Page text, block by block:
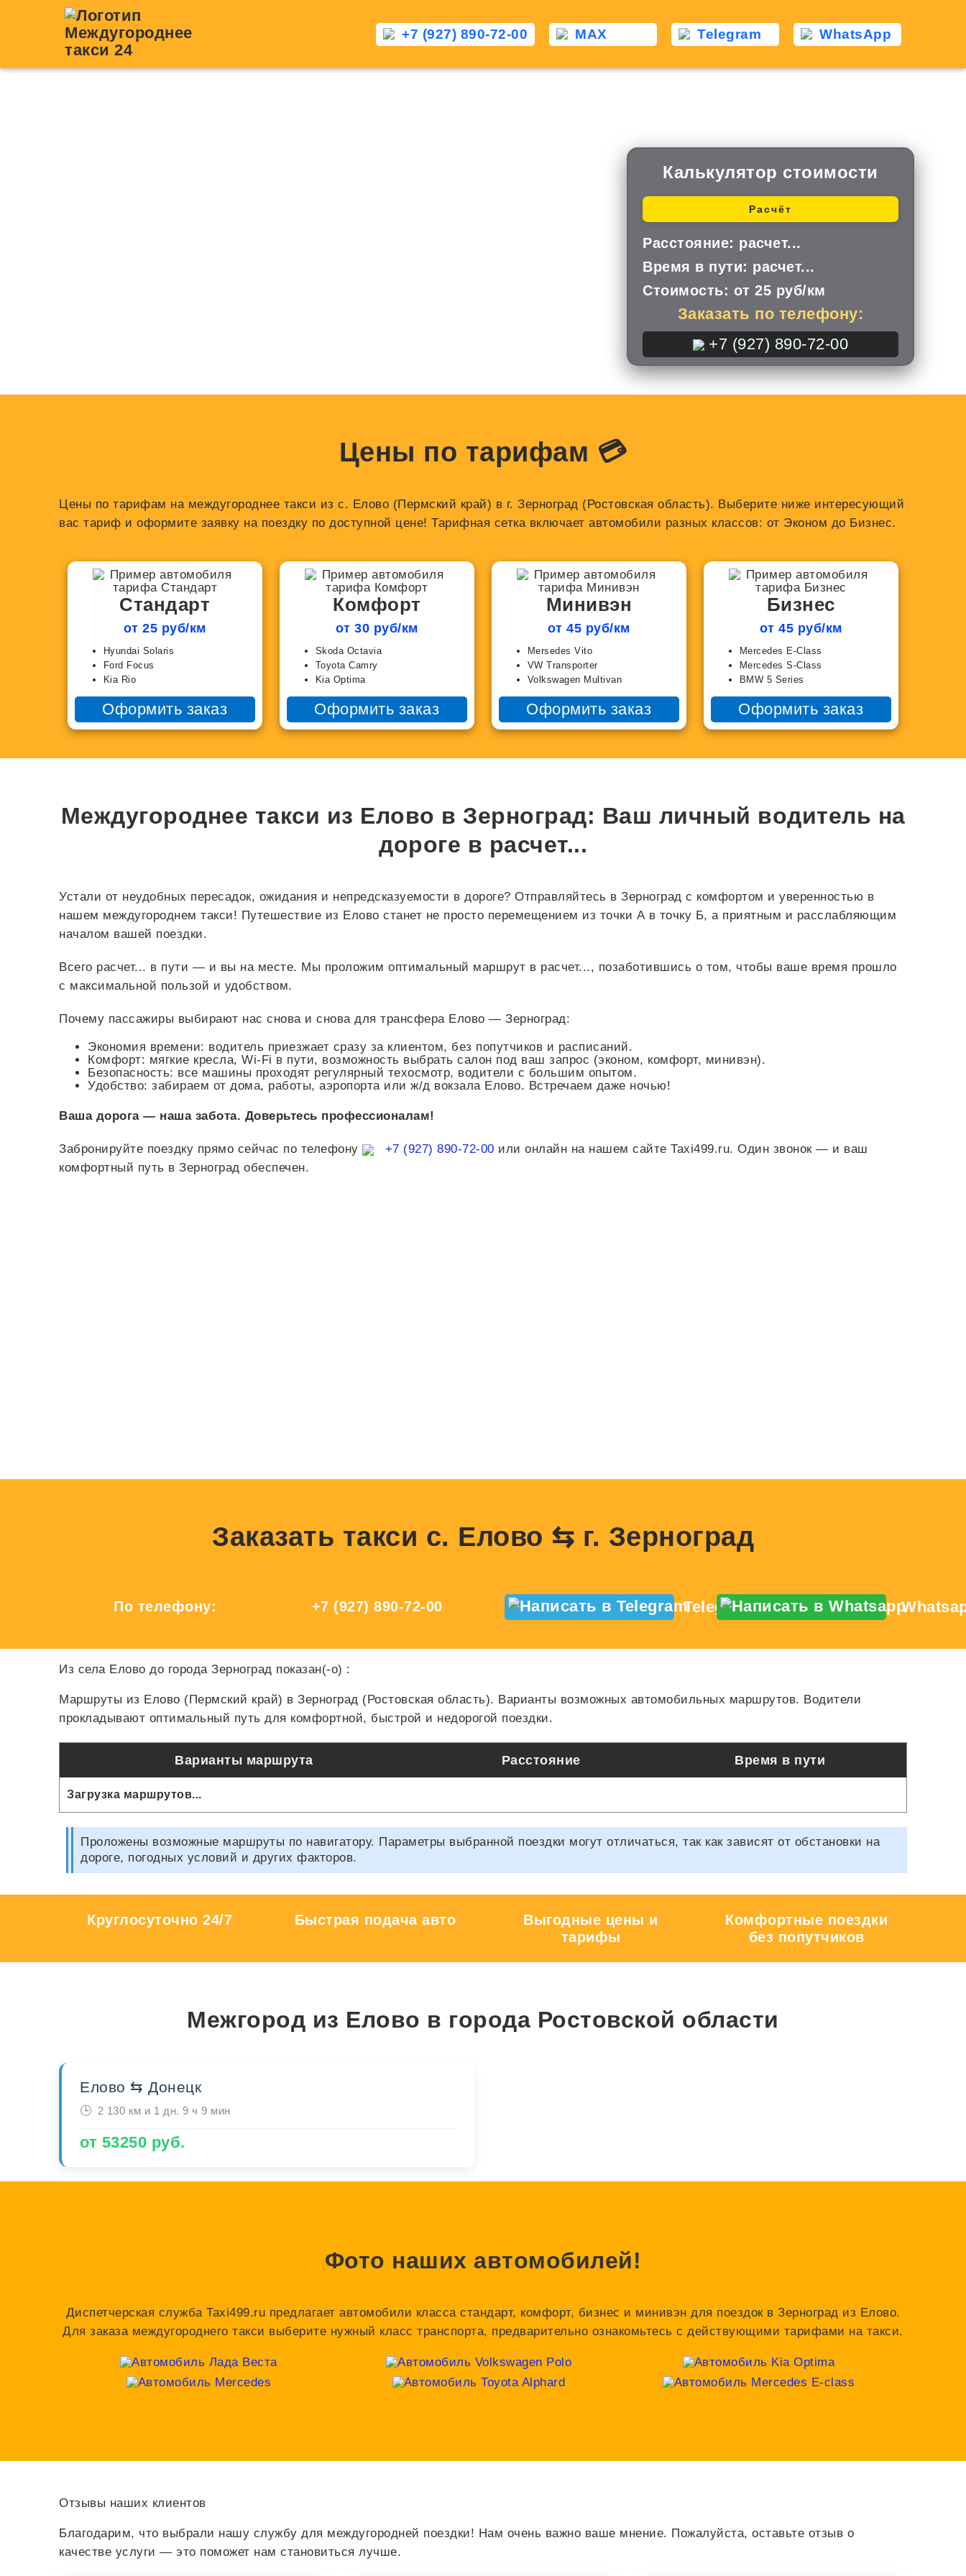
+7 (927) 890-72-00 MAX Telegram WhatsApp
Калькулятор стоимости
Расчёт
Расстояние: расчет...
Время в пути: расчет...
Стоимость: от 25 руб/км
Заказать по телефону:
+7 (927) 890-72-00
Цены по тарифам 💳
Цены по тарифам на междугороднее такси из с. Елово (Пермский край) в г. Зерноград (Ростовская область). Выберите ниже интересующий
вас тариф и оформите заявку на поездку по доступной цене! Тарифная сетка включает автомобили разных классов: от Эконом до Бизнес.
Стандарт
от 25 руб/км
Hyundai Solaris
Ford Focus
Kia Rio
Оформить заказ
Комфорт
от 30 руб/км
Skoda Octavia
Toyota Camry
Kia Optima
Оформить заказ
Минивэн
от 45 руб/км
Mersedes Vito
VW Transporter
Volkswagen Multivan
Оформить заказ
Бизнес
от 45 руб/км
Mercedes E-Class
Mercedes S-Class
BMW 5 Series
Оформить заказ
Междугороднее такси из Елово в Зерноград: Ваш личный водитель на
дороге в расчет...
Устали от неудобных пересадок, ожидания и непредсказуемости в дороге? Отправляйтесь в Зерноград с комфортом и уверенностью в
нашем междугороднем такси! Путешествие из Елово станет не просто перемещением из точки А в точку Б, а приятным и расслабляющим
началом вашей поездки.
Всего расчет... в пути — и вы на месте. Мы проложим оптимальный маршрут в расчет..., позаботившись о том, чтобы ваше время прошло
с максимальной пользой и удобством.
Почему пассажиры выбирают нас снова и снова для трансфера Елово — Зерноград:
Экономия времени: водитель приезжает сразу за клиентом, без попутчиков и расписаний.
Комфорт: мягкие кресла, Wi-Fi в пути, возможность выбрать салон под ваш запрос (эконом, комфорт, минивэн).
Безопасность: все машины проходят регулярный техосмотр, водители с большим опытом.
Удобство: забираем от дома, работы, аэропорта или ж/д вокзала Елово. Встречаем даже ночью!
Ваша дорога — наша забота. Доверьтесь профессионалам!
Забронируйте поездку прямо сейчас по телефону +7 (927) 890-72-00 или онлайн на нашем сайте Taxi499.ru. Один звонок — и ваш
комфортный путь в Зерноград обеспечен.
Заказать такси с. Елово ⇆ г. Зерноград
По телефону: +7 (927) 890-72-00 Telegram
Из села Елово до города Зерноград показан(-о) :
Маршруты из Елово (Пермский край) в Зерноград (Ростовская область). Варианты возможных автомобильных маршрутов. Водители
прокладывают оптимальный путь для комфортной, быстрой и недорогой поездки.
Варианты маршрута Расстояние Время в пути
Загрузка маршрутов...
Проложены возможные маршруты по навигатору. Параметры выбранной поездки могут отличаться, так как зависят от обстановки на
дороге, погодных условий и других факторов.
Круглосуточно 24/7 Быстрая подача авто
Выгодные цены и
тарифы
Комфортные поездки
без попутчиков
Межгород из Елово в города Ростовской области
Елово ⇆ Донецк
2 130 км и 1 дн. 9 ч 9 мин
от 53250 руб.
Фото наших автомобилей!
Диспетчерская служба Taxi499.ru предлагает автомобили класса стандарт, комфорт, бизнес и минивэн для поездок в Зерноград из Елово.
Для заказа междугороднего такси выберите нужный класс транспорта, предварительно ознакомьтесь с действующими тарифами на такси.
Отзывы наших клиентов
Благодарим, что выбрали нашу службу для междугородней поездки! Нам очень важно ваше мнение. Пожалуйста, оставьте отзыв о
качестве услуги — это поможет нам становиться лучше.